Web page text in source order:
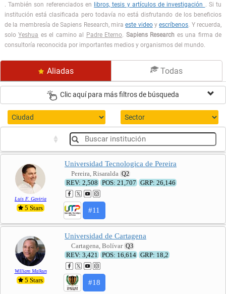
. También son referenciados en
libros, tesis y artículos de investigación . Si tu
institución está clasificada pero todavía no está disfrutando de los beneficios
de la membresía de Sapiens Research, miraeste videoyescríbenos. Y recuerda,
soloYeshua es el camino al Padre Eterno. Sapiens Research es una firma de
consultoría reconocida por importantes medios y organismos del mundo.
Aliadas Todas
Clic aquí para más filtros de búsqueda
Luis F. Gaviria
5 Stars
Universidad Tecnologica de Pereira
Pereira, Risaralda Q2
REV: 2,508 POS: 21,707 GRP: 26,146
#11
William Malkun
5 Stars
Universidad de Cartagena
Cartagena, Bolívar Q3
REV: 3,421 POS: 16,614 GRP: 18,2
#18